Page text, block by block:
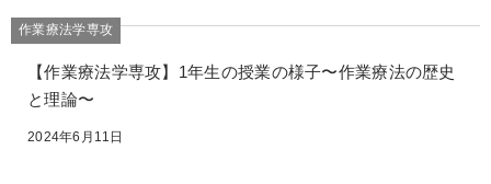
作業療法学専攻
【作業療法学専攻】1年生の授業の様子〜作業療法の歴史
と理論〜
2024年6月11日